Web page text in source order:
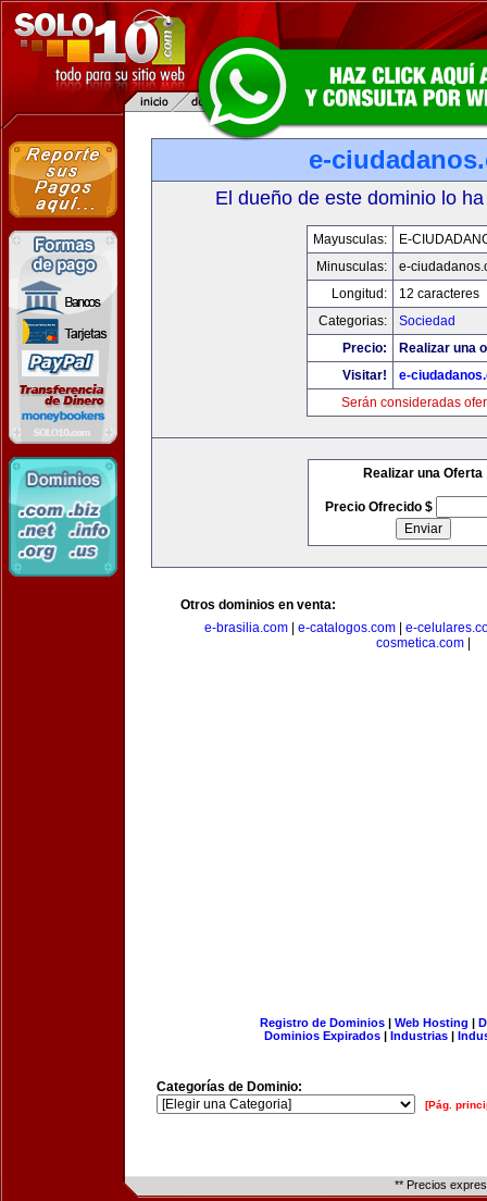
e-
El dueño de este dominio lo
Mayusculas:
E-
Minusculas:
e-
Longitud:
12 caracteres
Categorias:
Sociedad
Precio:
Realizar una
Visitar!
e-
Serán consideradas
Realizar una Oferta
Precio Ofrecido $
Otros dominios en venta:
e-brasilia.com
e-catalogos.com
e-
cosmetica.com|
Registro de Dominios| Web Hosting |
Dominios Expirados | Industrias |
Categorías de Dominio:
[Pág.
** Precios